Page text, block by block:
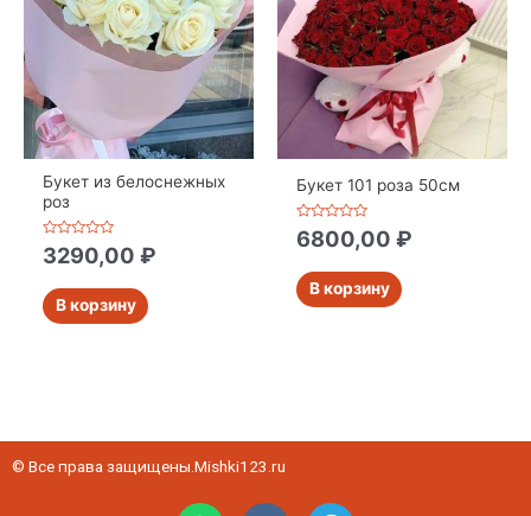
Букет из белоснежных
роз
Оценка
0
3290,00₽
В корзину
Букет 101 роза 50см
Оценка
0
6800,00₽
В корзину
© Все права защищены.Mishki123.ru